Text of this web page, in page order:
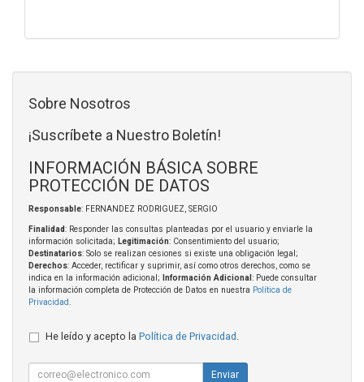
Sobre Nosotros
¡Suscríbete a Nuestro Boletín!
INFORMACIÓN BÁSICA SOBRE
PROTECCIÓN DE DATOS
Responsable: FERNANDEZ RODRIGUEZ, SERGIO
Finalidad: Responder las consultas planteadas por el usuario y enviarle la
información solicitada; Legitimación: Consentimiento del usuario;
Destinatarios: Solo se realizan cesiones si existe una obligación legal;
Derechos: Acceder, rectificar y suprimir, así como otros derechos, como se
indica en la información adicional;
Información Adicional : Puede consultar
la información completa de Protección de Datos en nuestra Política de
Privacidad
He leído y acepto la Política de Privacidad
Enviar